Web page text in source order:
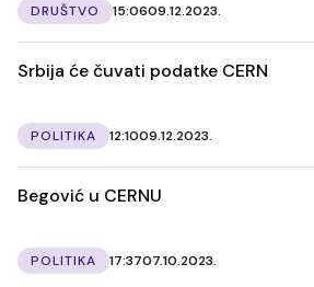
DRUŠTVO 15:0609.12.2023.
Srbija će čuvati podatke CERN
POLITIKA 12:1009.12.2023.
Begović u CERNU
POLITIKA 17:3707.10.2023.